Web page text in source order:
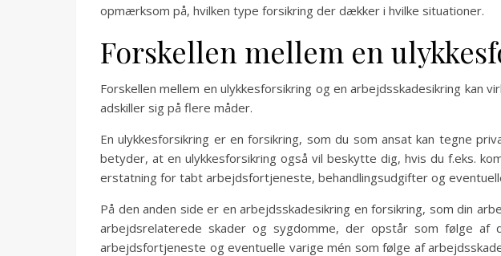
opmærksom på, hvilken type forsikring der dækker i hvilke situationer.
Forskellen mellem en
Forskellen mellem en ulykkesforsikring og en arbejdsskadesikring
adskiller sig på flere måder.
En ulykkesforsikring er en forsikring, som du som ansat kan tegne
betyder, at en ulykkesforsikring også vil beskytte dig, hvis du f.eks.
erstatning for tabt arbejdsfortjeneste, behandlingsudgifter og
På den anden side er en arbejdsskadesikring en forsikring, som din
arbejdsrelaterede skader og sygdomme, der opstår som følge af
arbejdsfortjeneste og eventuelle varige mén som følge af